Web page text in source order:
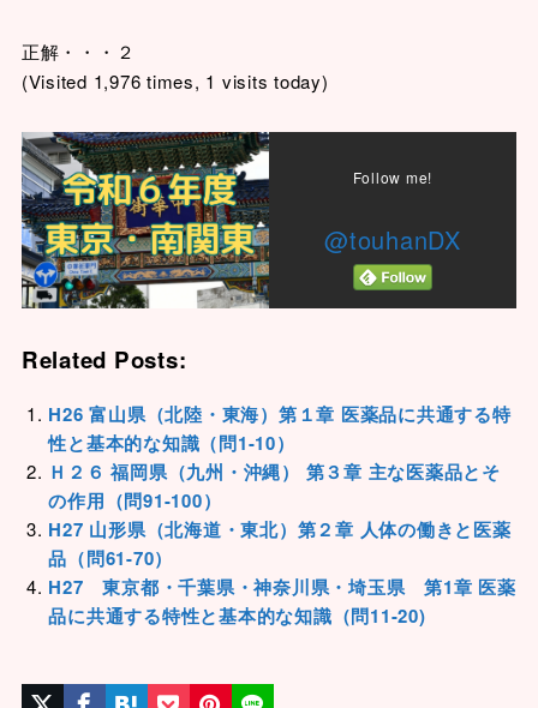
正解・・・２
(Visited 1,976 times, 1 visits today)
Follow me!
@touhanDX
Related Posts:
H26 富山県（北陸・東海）第１章 医薬品に共通する特
性と基本的な知識（問1-10）
Ｈ２６ 福岡県（九州・沖縄） 第３章 主な医薬品とそ
の作用（問91-100）
H27 山形県（北海道・東北）第２章 人体の働きと医薬
品（問61-70）
H27 東京都・千葉県・神奈川県・埼玉県 第1章 医薬
品に共通する特性と基本的な知識（問11-20)